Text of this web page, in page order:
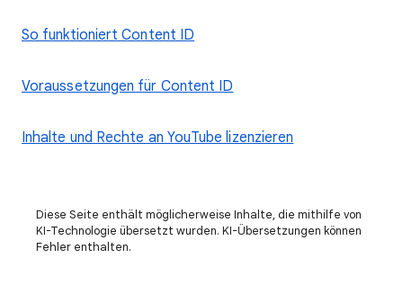
So funktioniert Content ID
Voraussetzungen für Content ID
Inhalte und Rechte an YouTube lizenzieren
Diese Seite enthält möglicherweise Inhalte, die mithilfe von
KI-Technologie übersetzt wurden. KI-Übersetzungen können
Fehler enthalten.